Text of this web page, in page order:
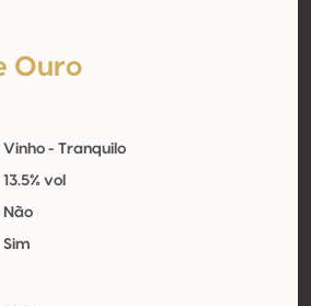
Ouro
Vinho - Tranquilo
13.5% vol
Não
Sim